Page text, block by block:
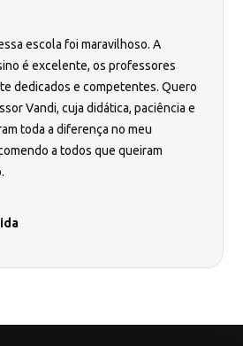
escola foi maravilhoso. A
é excelente, os professores
dedicados e competentes. Quero
Vandi, cuja didática, paciência e
toda a diferença no meu
a todos que queiram